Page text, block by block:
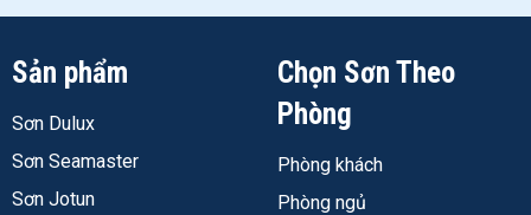
Sản phẩm
Sơn Dulux
Sơn Seamaster
Sơn Jotun
Chọn Sơn Theo
Phòng
Phòng khách
Phòng ngủ